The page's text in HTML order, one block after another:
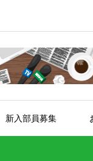
新入部員募集